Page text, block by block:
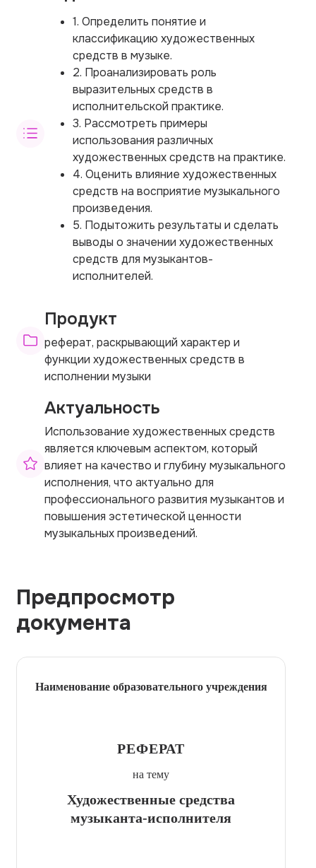
1. Определить понятие и
классификацию художественных
средств в музыке.
2. Проанализировать роль
выразительных средств в
исполнительской практике.
3. Рассмотреть примеры
использования различных
художественных средств на практике.
4. Оценить влияние художественных
средств на восприятие музыкального
произведения.
5. Подытожить результаты и сделать
выводы о значении художественных
средств для музыкантов-
исполнителей.
Продукт
реферат, раскрывающий характер и
функции художественных средств в
исполнении музыки
Актуальность
Использование художественных средств
является ключевым аспектом, который
влияет на качество и глубину музыкального
исполнения, что актуально для
профессионального развития музыкантов и
повышения эстетической ценности
музыкальных произведений.
Предпросмотр
документа
Наименование образовательного учреждения
РЕФЕРАТ
на тему
Художественные средства
музыканта-исполнителя